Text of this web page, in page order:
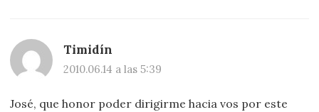
Timidín
2010.06.14 a las 5:39
José, que honor poder dirigirme hacia vos por este